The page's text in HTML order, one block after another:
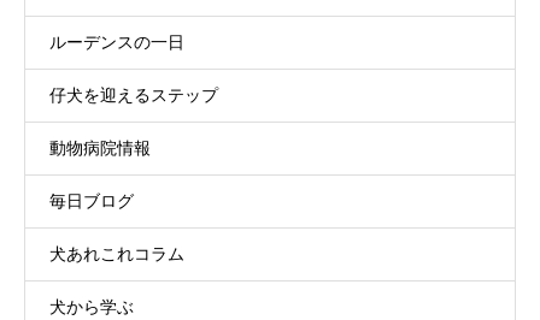
ルーデンスの一日
仔犬を迎えるステップ
動物病院情報
毎日ブログ
犬あれこれコラム
犬から学ぶ